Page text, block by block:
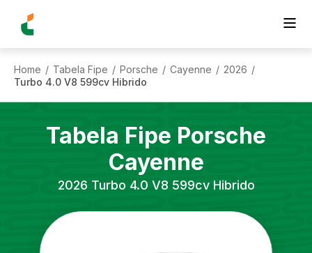
Home / Tabela Fipe / Porsche / Cayenne / 2026 /
Turbo 4.0 V8 599cv Hibrido
Tabela Fipe Porsche
Cayenne
2026 Turbo 4.0 V8 599cv Hibrido